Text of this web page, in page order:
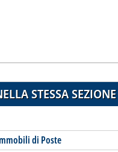
STESSA SEZIONE
di Poste